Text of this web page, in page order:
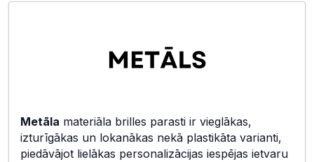
Metāla materiāla brilles parasti ir vieglākas,
izturīgākas un lokanākas nekā plastikāta varianti,
piedāvājot lielākas personalizācijas iespējas ietvaru